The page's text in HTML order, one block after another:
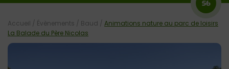
56
Accueil / Évènements / Baud / Animations nature au parc de loisirs
La Balade du Père Nicolas